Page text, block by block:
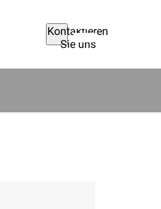
Kontaktieren
Sie uns